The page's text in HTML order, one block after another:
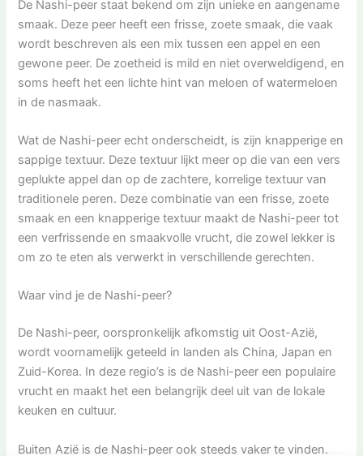
De Nashi-peer staat bekend om zijn unieke en aangename
smaak. Deze peer heeft een frisse, zoete smaak, die vaak
wordt beschreven als een mix tussen een appel en een
gewone peer. De zoetheid is mild en niet overweldigend, en
soms heeft het een lichte hint van meloen of watermeloen
in de nasmaak.
Wat de Nashi-peer echt onderscheidt, is zijn knapperige en
sappige textuur. Deze textuur lijkt meer op die van een vers
geplukte appel dan op de zachtere, korrelige textuur van
traditionele peren. Deze combinatie van een frisse, zoete
smaak en een knapperige textuur maakt de Nashi-peer tot
een verfrissende en smaakvolle vrucht, die zowel lekker is
om zo te eten als verwerkt in verschillende gerechten.
Waar vind je de Nashi-peer?
De Nashi-peer, oorspronkelijk afkomstig uit Oost-Azië,
wordt voornamelijk geteeld in landen als China, Japan en
Zuid-Korea. In deze regio’s is de Nashi-peer een populaire
vrucht en maakt het een belangrijk deel uit van de lokale
keuken en cultuur.
Buiten Azië is de Nashi-peer ook steeds vaker te vinden.